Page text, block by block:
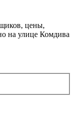
цены,
на улице Комдива